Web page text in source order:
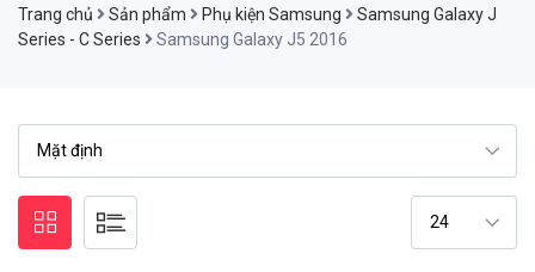
Trang chủ Sản phẩm Phụ kiện Samsung
Samsung Galaxy J
Series - C Series
Samsung Galaxy J5 2016